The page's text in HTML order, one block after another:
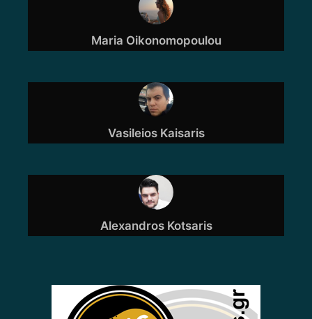
Maria Oikonomopoulou
Vasileios Kaisaris
Alexandros Kotsaris